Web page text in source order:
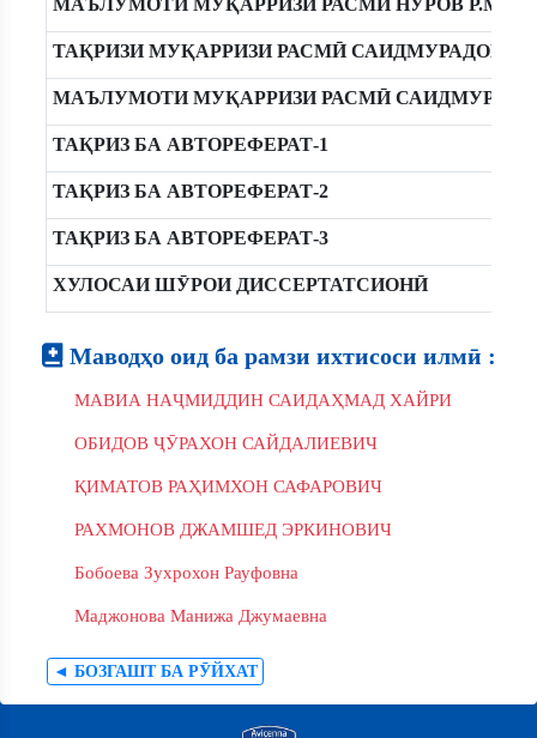
МАЪЛУМОТИ МУҚАРРИЗИ РАСМӢ НУРОВ Р.М.
ТАҚРИЗИ МУҚАРРИЗИ РАСМӢ САИДМУРАДОВА
МАЪЛУМОТИ МУҚАРРИЗИ РАСМӢ
ТАҚРИЗ БА АВТОРЕФЕРАТ-1
ТАҚРИЗ БА АВТОРЕФЕРАТ-2
ТАҚРИЗ БА АВТОРЕФЕРАТ-3
ХУЛОСАИ ШӮРОИ ДИССЕРТАТСИОНӢ
Маводҳо оид ба рамзи ихтисоси илмӣ :
МАВИА НАҶМИДДИН САИДАҲМАД ХАЙРИ
ОБИДОВ ҶӮРАХОН САЙДАЛИЕВИЧ
ҚИМАТОВ РАҲИМХОН САФАРОВИЧ
РАХМОНОВ ДЖАМШЕД ЭРКИНОВИЧ
Бобоева Зухрохон Рауфовна
Маджонова Манижа Джумаевна
◄ БОЗГАШТ БА РӮЙХАТ